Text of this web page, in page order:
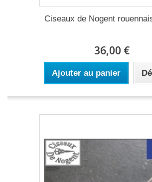
Ciseaux de Nogent
36,00 €
Ajouter au panier